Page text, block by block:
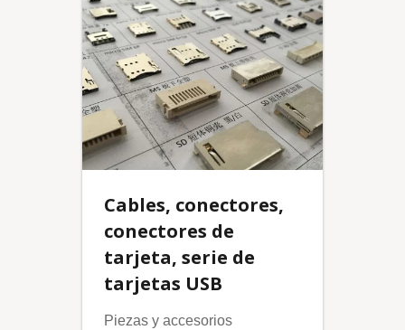
Cables, conectores,
conectores de
tarjeta, serie de
tarjetas USB
Piezas y accesorios